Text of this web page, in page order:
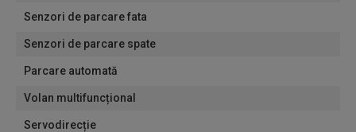
Senzori de parcare fata
Senzori de parcare spate
Parcare automată
Volan multifuncțional
Servodirecție